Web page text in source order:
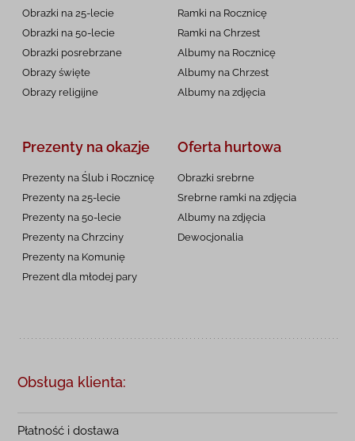
Obrazki na 25-lecie
Obrazki na 50-lecie
Obrazki posrebrzane
Obrazy święte
Obrazy religijne
Ramki na Rocznicę
Ramki na Chrzest
Albumy na Rocznicę
Albumy na Chrzest
Albumy na zdjęcia
Prezenty na okazje
Prezenty na Ślub i Rocznicę
Prezenty na 25-lecie
Prezenty na 50-lecie
Prezenty na Chrzciny
Prezenty na Komunię
Prezent dla młodej pary
Oferta hurtowa
Obrazki srebrne
Srebrne ramki na zdjęcia
Albumy na zdjęcia
Dewocjonalia
Obsługa klienta:
Płatność i dostawa